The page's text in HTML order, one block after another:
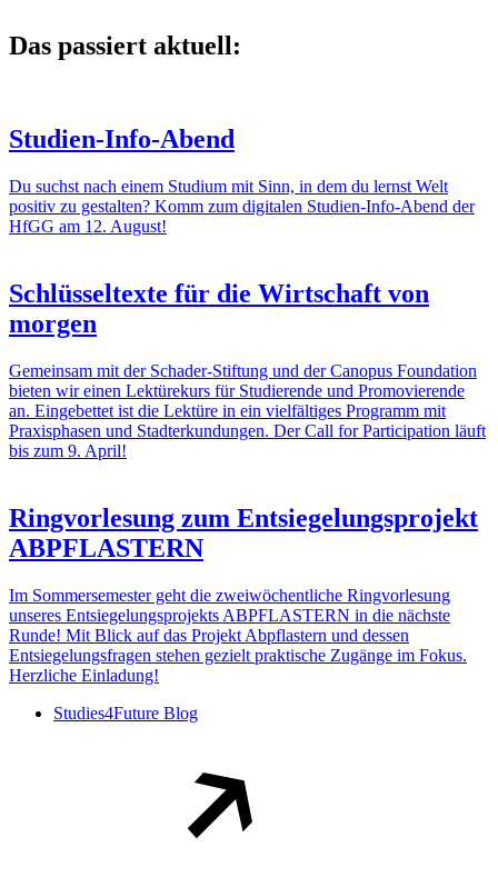
Das passiert aktuell:
Studien-Info-Abend
Du suchst nach einem Studium mit Sinn, in dem du lernst Welt
positiv zu gestalten? Komm zum digitalen Studien-Info-Abend der
HfGG am 12. August!
Schlüsseltexte für die Wirtschaft von
morgen
Gemeinsam mit der Schader-Stiftung und der Canopus Foundation
bieten wir einen Lektürekurs für Studierende und Promovierende
an. Eingebettet ist die Lektüre in ein vielfältiges Programm mit
Praxisphasen und Stadterkundungen. Der Call for Participation läuft
bis zum 9. April!
Ringvorlesung zum Entsiegelungsprojekt
ABPFLASTERN
Im Sommersemester geht die zweiwöchentliche Ringvorlesung
unseres Entsiegelungsprojekts ABPFLASTERN in die nächste
Runde! Mit Blick auf das Projekt Abpflastern und dessen
Entsiegelungsfragen stehen gezielt praktische Zugänge im Fokus.
Herzliche Einladung!
Studies4Future Blog